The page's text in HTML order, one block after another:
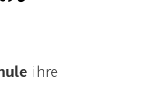
ihre